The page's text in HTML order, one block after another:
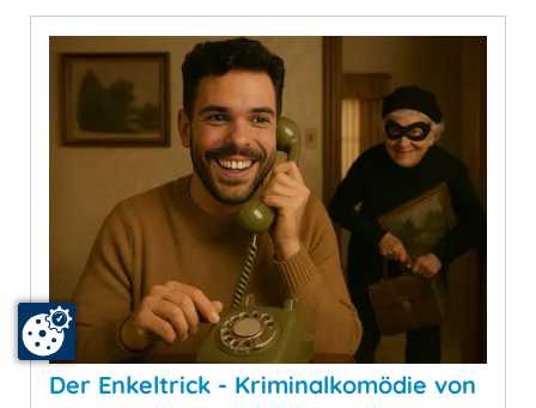
Der Enkeltrick - Kriminalkomödie von